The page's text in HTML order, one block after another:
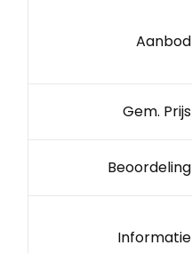
Aanbod
Gem. Prijs
Beoordeling
Informatie